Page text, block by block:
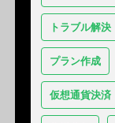
トラブル解決
プラン作成
仮想通貨決済